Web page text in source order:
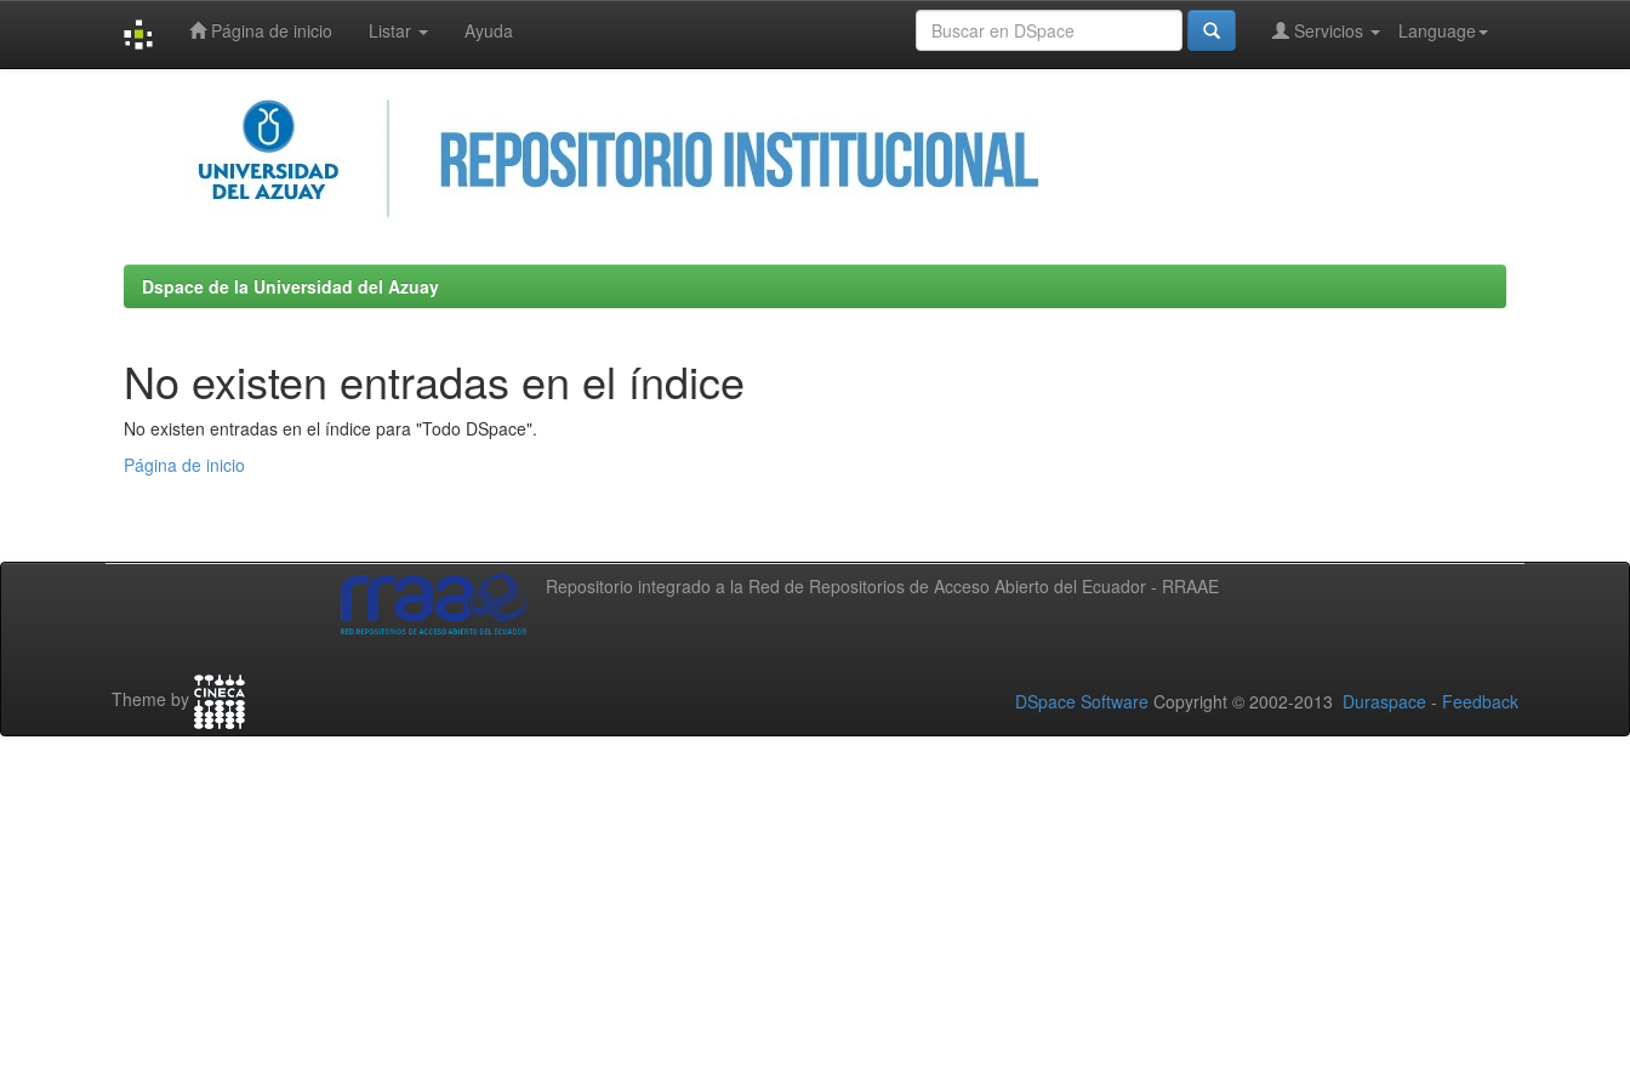
Página de inicio Listar Ayuda Language
Servicios
Dspace de la Universidad del Azuay
No existen entradas en el índice
No existen entradas en el índice para "Todo DSpace".
Página de inicio
Repositorio integrado a la Red de Repositorios de Acceso Abierto del Ecuador - RRAAE
Theme by DSpace Software Copyright © 2002-2013 Duraspace - Feedback